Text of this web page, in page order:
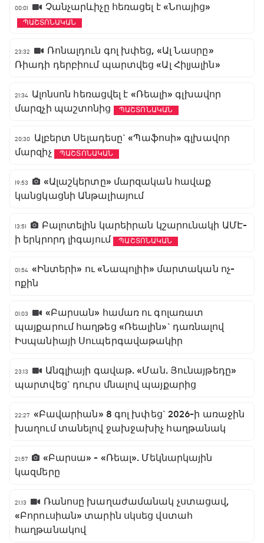
00:01 Չանչարևիչը հեռացել է «Նոայից»
ՊԱՇՏՈՆԱԿԱՆ
23:32
Ռոնալդուն գոլ խփեց, «Ալ Նասրը»
Ռիադի դերբիում պարտվեց «Ալ Հիլյալին»
21:34 Ալոնսոն հեռացվել է «Ռեալի» գլխավոր
մարզչի պաշտոնից
ՊԱՇՏՈՆԱԿԱՆ
20:30
Ալբերտ Սելադեսը` «Պաֆոսի» գլխավոր
մարզիչ
ՊԱՇՏՈՆԱԿԱՆ
19:53
«Ալաշկերտը» մարզական հավաք
կանցկացնի Անթալիայում
13:51
Բալոտելին կարեիրան կշարունակի ԱՄԷ-
ի երկրորդ լիգայում
ՊԱՇՏՈՆԱԿԱՆ
01:54 «Ինտերի» ու «Նապոլիի» մարտական ոչ-
ոքին
01:03
«Բարսան» համառ ու գոլառատ
պայքարում հաղթեց «Ռեալին»` դառնալով
Իսպանիայի Սուպերգավաթակիր
23:13
Անգլիայի գավաթ. «Ման. Յունայթեդը»
պարտվեց` դուրս մնալով պայքարից
22:27 «Բավարիան» 8 գոլ խփեց` 2026-ի առաջին
խաղում տանելով ջախջախիչ հաղթանակ
21:57
«Բարսա» - «Ռեալ». Մեկնարկային
կազմերը
21:13
Ռանոսը խաղաժամանակ չստացավ,
«Բորուսիան» տարին սկսեց վստահ
հաղթանակով